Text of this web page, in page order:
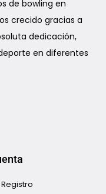
de bowling en
crecido gracias a
dedicación,
en diferentes